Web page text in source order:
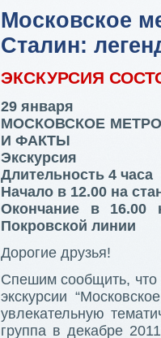
Московское
Сталин:
ЭКСКУРСИЯ
29 января
МОСКОВСКОЕ
И ФАКТЫ
Экскурсия
Длительность 4 часа
Начало в 12.00 на
Окончание в 16.00
Покровской линии
Дорогие друзья!
Спешим сообщить, что
экскурсии
увлекательную
группа в декабре